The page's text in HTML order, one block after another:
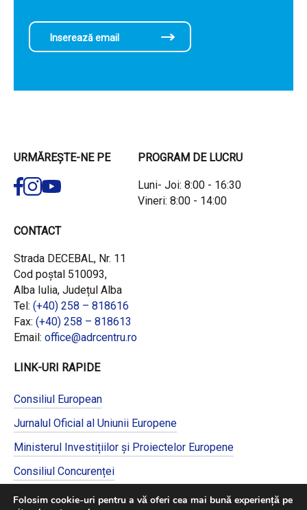
URMĂREȘTE-NE PE PROGRAM DE LUCRU
Luni- Joi: 8:00 - 16:30
Vineri: 8:00 - 14:00
CONTACT
Strada DECEBAL, Nr. 11
Cod poștal 510093,
Alba Iulia, Județul Alba
Tel: (+40) 258 – 818616
Fax: (+40) 258 – 818613
Email: office@adrcentru.ro
LINK-URI RAPIDE
Consiliul European
Jurnalul Oficial al Uniunii Europene
Ministerul Investițiilor și Proiectelor Europene
Consiliul Concurenței
programe cofinanțate de Uniunea Europeană,
Folosim cookie-uri pentru a vă oferi cea mai bună experiență pe